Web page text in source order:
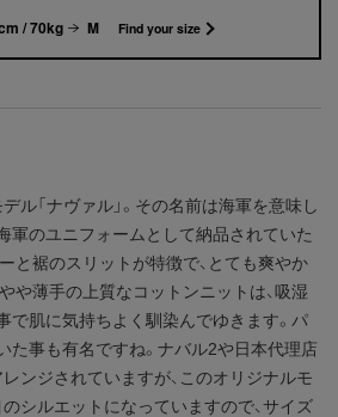
/ 70kg M Find your size
ル「ナヴァル」。その名前は海軍を意味し
軍のユニフォームとして納品されていた
と裾のスリットが特徴で、とても爽やか
や薄手の上質なコットンニットは、吸湿
で肌に気持ちよく馴染んでゆきます。パ
た事も有名ですね。ナバル2や日本代理店
ンジされていますが、このオリジナルモ
シルエットになっていますので、サイズ